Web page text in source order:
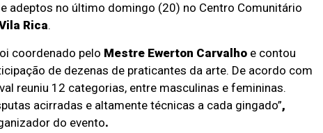
adeptos no último domingo (20) no Centro Comunitário
Rica.
coordenado pelo Mestre Ewerton Carvalho e contou
de dezenas de praticantes da arte. De acordo com
reuniu 12 categorias, entre masculinas e femininas.
acirradas e altamente técnicas a cada gingado”,
do evento.